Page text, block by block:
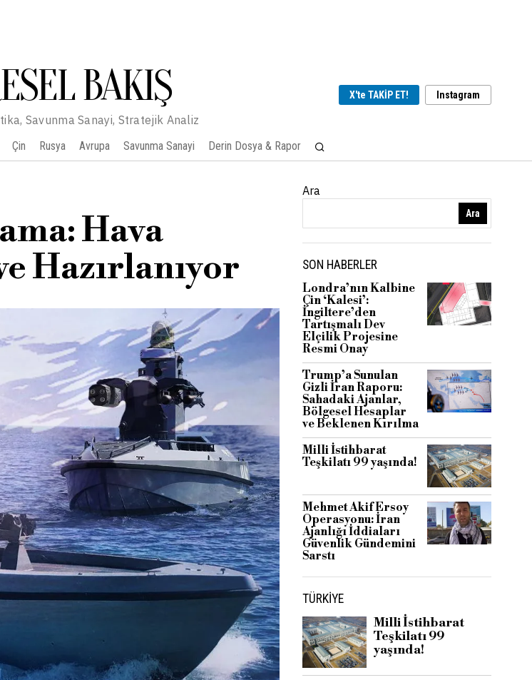
BAKIŞ
Savunma Sanayi, Stratejik Analiz
X'te TAKİP ET! Instagram
Çin Rusya Avrupa Savunma Sanayi Derin Dosya & Rapor
Hava
Hazırlanıyor
Ara
Ara
SON HABERLER
Londra’nın Kalbine
Çin ‘Kalesi’:
İngiltere’den
Tartışmalı Dev
Elçilik Projesine
Resmi Onay
Trump’a Sunulan
Gizli İran Raporu:
Sahadaki Ajanlar,
Bölgesel Hesaplar
ve Beklenen Kırılma
Milli İstihbarat
Teşkilatı 99 yaşında!
Mehmet Akif Ersoy
Operasyonu: İran
Ajanlığı İddiaları
Güvenlik Gündemini
Sarstı
TÜRKIYE
Milli İstihbarat
Teşkilatı 99
yaşında!